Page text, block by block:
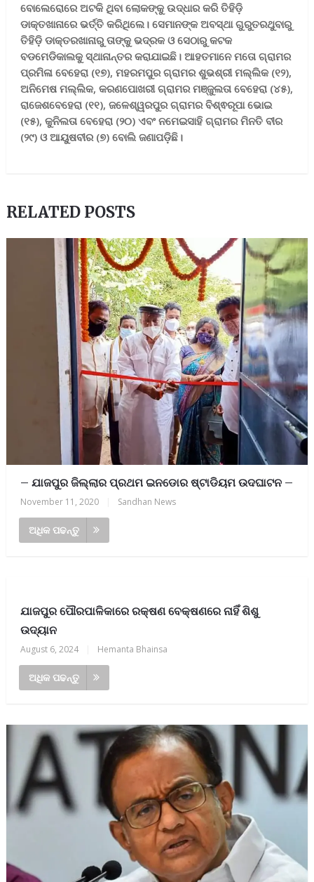
ବୋଲେରୋରେ ଅଟକି ଥିବା ଲୋକଙ୍କୁ ଉଦ୍ଧାର କରି ତିହିଡ଼ି
ଡାକ୍ତଖାନାରେ ଭର୍ତ୍ତି କରିଥିଲେ। ସେମାନଙ୍କ ଅବସ୍ଥା ଗୁରୁତରଥୁବାରୁ
ତିହିଡ଼ି ଡାକ୍ତରଖାନାରୁ ତାଙ୍କୁ ଭଦ୍ରକ ଓ ସେଠାରୁ କଟକ
ବଡମେଡିକାଲକୁ ସ୍ଥାନାନ୍ତର କରାଯାଇଛି। ଆହତମାନେ ମତୋ ଗ୍ରାମର
ପ୍ରମିଳା ବେହେରା (୧୭), ମହରମପୁର ଗ୍ରାମର ଶୁଭଶ୍ରୀ ମଲ୍ଲିକ (୧୨),
ଅନିମେଷ ମଲ୍ଲିକ, କରଣପୋଖରୀ ଗ୍ରାମର ମଞ୍ଜୁଲତା ବେହେରା (୪୫),
ରାଜେଶବେହେରା (୧୧), ଜଳେଶ୍ୱରପୁର ଗ୍ରାମର ବିଶ୍ଵରୂପା ଭୋଇ
(୧୫), କୁନିଲତା ବେହେରା (୨୦) ଏବଂ ନମେଇସାହି ଗ୍ରାମର ମିନତି ବୀର
(୨୯) ଓ ଆୟୁଷବୀର (୭) ବୋଲି ଜଣାପଡ଼ିଛି।
RELATED POSTS
– ଯାଜପୁର ଜିଲ୍ଲାର ପ୍ରଥମ ଇନଡୋର ଷ୍ଟାଡିୟମ ଉଦଘାଟନ –
November 11, 2020 Sandhan News
ଅଧିକ ପଢନ୍ତୁ
ଯାଜପୁର ପୌରପାଳିକାରେ ରକ୍ଷଣ ବେକ୍ଷଣରେ ନାହିଁ ଶିଶୁ
ଉଦ୍ୟାନ
August 6, 2024 Hemanta Bhainsa
ଅଧିକ ପଢନ୍ତୁ